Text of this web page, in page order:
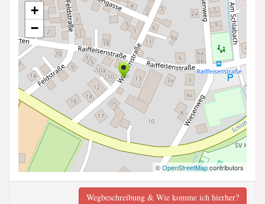
+
−
©OpenStreetMapcontributors
Wegbeschreibung & Wie komme ich hierher?